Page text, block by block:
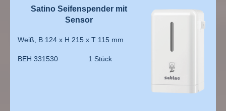
Satino Seifenspender mit
Sensor
Weiß, B 124 x H 215 x T 115 mm
BEH 331530 1 Stück